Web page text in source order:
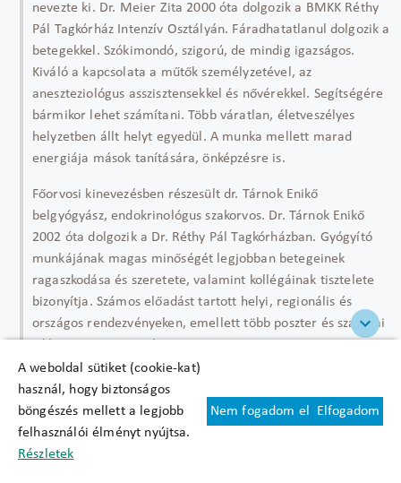
A weboldal sütiket (cookie-kat)
használ, hogy biztonságos
böngészés mellett a legjobb
felhasználói élményt nyújtsa.
Részletek
Nem fogadom el Elfogadom
nevezte ki. Dr. Meier Zita 2000 óta dolgozik a BMKK Réthy
Pál Tagkórház Intenzív Osztályán. Fáradhatatlanul dolgozik a
betegekkel. Szókimondó, szigorú, de mindig igazságos.
Kiváló a kapcsolata a műtők személyzetével, az
aneszteziológus asszisztensekkel és nővérekkel. Segítségére
bármikor lehet számítani. Több váratlan, életveszélyes
helyzetben állt helyt egyedül. A munka mellett marad
energiája mások tanítására, önképzésre is.
Főorvosi kinevezésben részesült dr. Tárnok Enikő
belgyógyász, endokrinológus szakorvos. Dr. Tárnok Enikő
2002 óta dolgozik a Dr. Réthy Pál Tagkórházban. Gyógyító
munkájának magas minőségét legjobban betegeinek
ragaszkodása és szeretete, valamint kollégáinak tisztelete
bizonyítja. Számos előadást tartott helyi, regionális és
országos rendezvényeken, emellett több poszter és szakmai
Forrás, fotó: behir.hu
Zalaegerszeg